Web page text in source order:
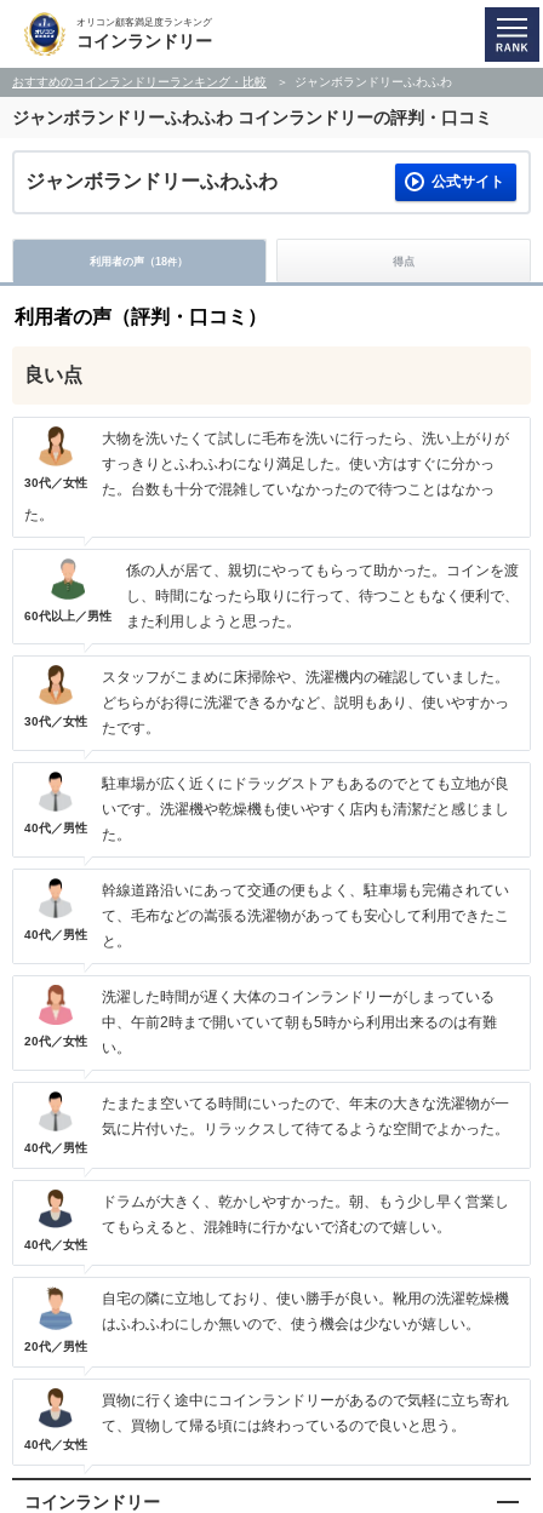
オリコン顧客満足度ランキング
コインランドリー
おすすめのコインランドリーランキング・比較 ジャンボランドリーふわふわ
ジャンボランドリーふわふわ コインランドリーの評判・口コミ
ジャンボランドリーふわふわ 公式サイト
利用者の声（18件） 得点
利用者の声（評判・口コミ）
良い点
30代／女性
大物を洗いたくて試しに毛布を洗いに行ったら、洗い上がりが
すっきりとふわふわになり満足した。使い方はすぐに分かっ
た。台数も十分で混雑していなかったので待つことはなかっ
た。
60代以上／男性
係の人が居て、親切にやってもらって助かった。コインを渡
し、時間になったら取りに行って、待つこともなく便利で、
また利用しようと思った。
30代／女性
スタッフがこまめに床掃除や、洗濯機内の確認していました。
どちらがお得に洗濯できるかなど、説明もあり、使いやすかっ
たです。
40代／男性
駐車場が広く近くにドラッグストアもあるのでとても立地が良
いです。洗濯機や乾燥機も使いやすく店内も清潔だと感じまし
た。
40代／男性
幹線道路沿いにあって交通の便もよく、駐車場も完備されてい
て、毛布などの嵩張る洗濯物があっても安心して利用できたこ
と。
20代／女性
洗濯した時間が遅く大体のコインランドリーがしまっている
中、午前2時まで開いていて朝も5時から利用出来るのは有難
い。
40代／男性
たまたま空いてる時間にいったので、年末の大きな洗濯物が一
気に片付いた。リラックスして待てるような空間でよかった。
40代／女性
ドラムが大きく、乾かしやすかった。朝、もう少し早く営業し
てもらえると、混雑時に行かないで済むので嬉しい。
20代／男性
自宅の隣に立地しており、使い勝手が良い。靴用の洗濯乾燥機
はふわふわにしか無いので、使う機会は少ないが嬉しい。
40代／女性
買物に行く途中にコインランドリーがあるので気軽に立ち寄れ
て、買物して帰る頃には終わっているので良いと思う。
コインランドリー